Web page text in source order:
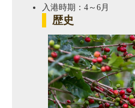
入港時期：4～6月
歴史